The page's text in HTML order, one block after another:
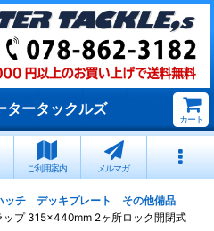
タータックルズ
カート
ご利用案内 メルマガ
ッチ デッキプレート その他備品
ップ 315×440mm 2ヶ所ロック開閉式